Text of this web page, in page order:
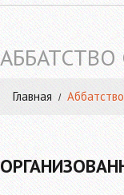
АББАТСТВО
Главная